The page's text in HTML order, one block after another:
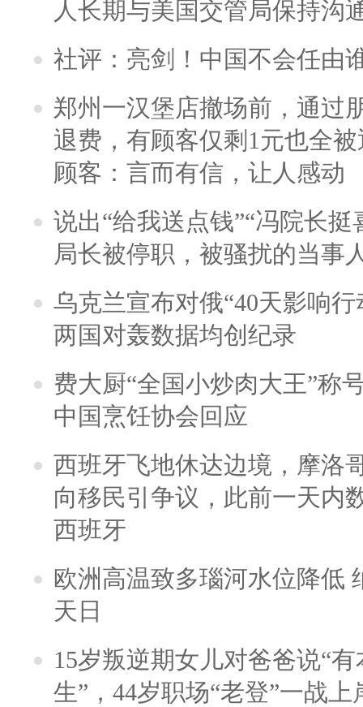
人长期与美国交管局保持沟
社评：亮剑！中国不会任由
郑州一汉堡店撤场前，通过
退费，有顾客仅剩1元也全
顾客：言而有信，让人感动
说出“给我送点钱”“冯院长
局长被停职，被骚扰的当事
乌克兰宣布对俄“40天影响
两国对轰数据均创纪录
费大厨“全国小炒肉大王”称
中国烹饪协会回应
西班牙飞地休达边境，摩洛
向移民引争议，此前一天内
西班牙
欧洲高温致多瑙河水位降低
天日
15岁叛逆期女儿对爸爸说“
生”，44岁职场“老登”一战上